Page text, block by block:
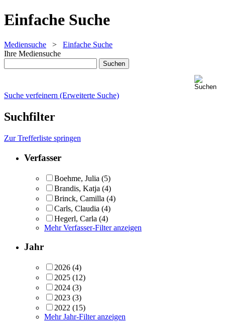
Einfache Suche
Mediensuche > Einfache Suche
Ihre Mediensuche
Suche verfeinern (Erweiterte Suche)
Suchfilter
Zur Trefferliste springen
Verfasser
Boehme, Julia (5)
Brandis, Katja (4)
Brinck, Camilla (4)
Carls, Claudia (4)
Hegerl, Carla (4)
Mehr Verfasser-Filter anzeigen
Jahr
2026 (4)
2025 (12)
2024 (3)
2023 (3)
2022 (15)
Mehr Jahr-Filter anzeigen